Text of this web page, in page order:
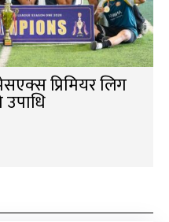
प्रिमियर लिग